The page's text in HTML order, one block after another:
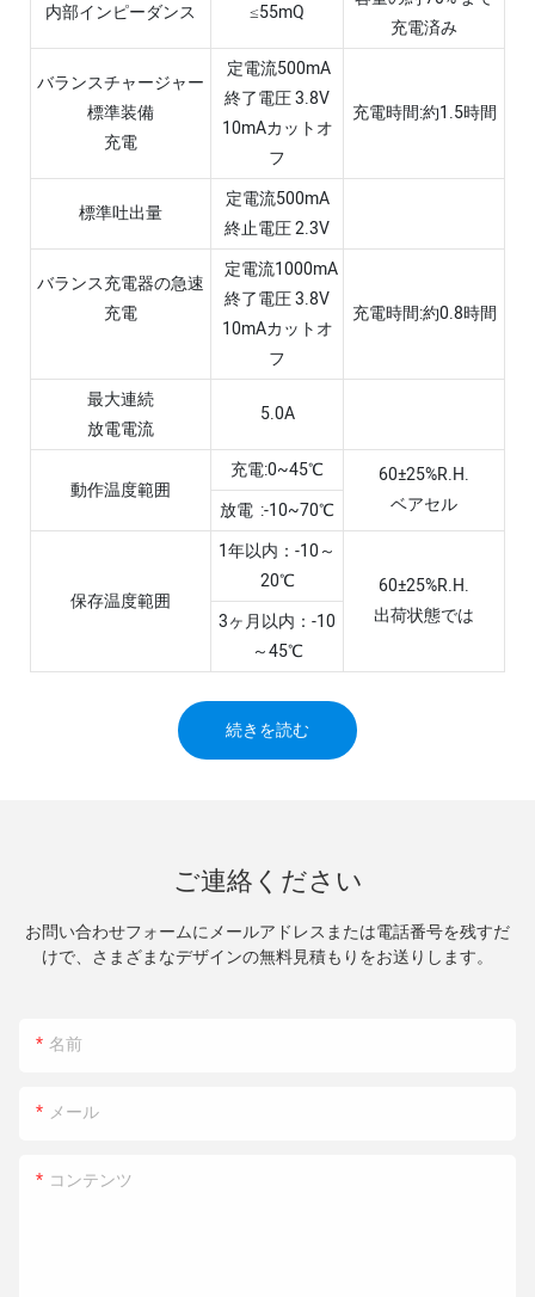
内部インピーダンス ≤55mQ
充電済み
バランスチャージャー
標準装備
充電
定電流500mA
終了電圧 3.8V
10mAカットオ
フ
充電時間:約1.5時間
標準吐出量
定電流500mA
終止電圧 2.3V
バランス充電器の急速
充電
定電流1000mA
終了電圧 3.8V
10mAカットオ
フ
充電時間:約0.8時間
最大連続
放電電流
5.0A
動作温度範囲
充電:0~45℃
60±25%R.H.
ベアセル
放電 :-10~70℃
保存温度範囲
1年以内：-10～
20℃
60±25%R.H.
出荷状態では
3ヶ月以内：-10
～45℃
続きを読む
ご連絡ください
お問い合わせフォームにメールアドレスまたは電話番号を残すだ
けで、さまざまなデザインの無料見積もりをお送りします。
名前
メール
コンテンツ